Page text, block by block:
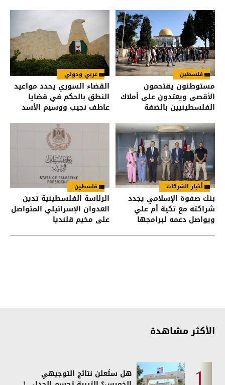
فلسطين
مستوطنون يقتحمون
الأقصى ويعتدون على أملاك
الفلسطينيين بالضفة
عربي ودولي
القضاء السوري يحدد مواعيد
النطق بالحكم في قضايا
عاطف نجيب ووسيم الأسد
أخبار الشركات
بنك صفوة الإسلامي يجدد
شراكته مع تكية أم علي
ويواصل دعمه لبرامجها
فلسطين
الرئاسة الفلسطينية تدين
العدوان الإسرائيلي المتواصل
على مخيم قلنديا
الأكثر مشاهدة
هل ستُعلن نتائج التوجيهي